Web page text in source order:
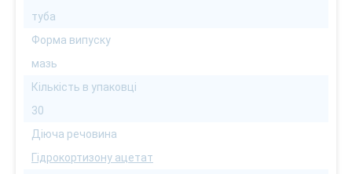
туба
Форма випуску
мазь
Кількість в упаковці
30
Діюча речовина
Гідрокортизону ацетат